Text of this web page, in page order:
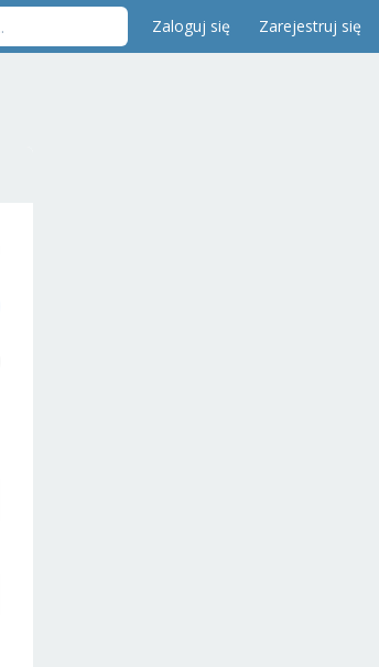
Zaloguj się Zarejestruj się